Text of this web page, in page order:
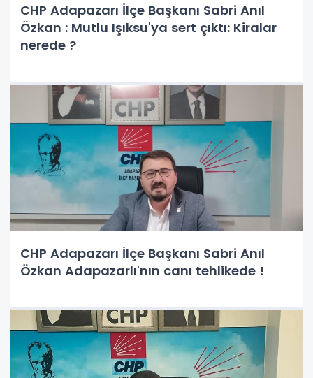
CHP Adapazarı İlçe Başkanı Sabri Anıl
Özkan : Mutlu Işıksu'ya sert çıktı: Kiralar
nerede ?
CHP Adapazarı İlçe Başkanı Sabri Anıl
Özkan Adapazarlı'nın canı tehlikede !